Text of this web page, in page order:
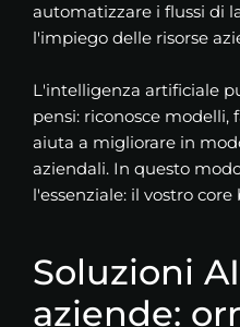
automatizzare i flussi di
l'impiego delle risorse
L'intelligenza artificiale
pensi: riconosce
aiuta a migliorare in
aziendali. In questo
l'essenziale: il vostro core
Soluzioni
aziende: